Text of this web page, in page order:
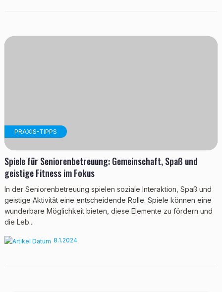
PRAXIS-TIPPS
Spiele für Seniorenbetreuung: Gemeinschaft, Spaß und
geistige Fitness im Fokus
In der Seniorenbetreuung spielen soziale Interaktion, Spaß und
geistige Aktivität eine entscheidende Rolle. Spiele können eine
wunderbare Möglichkeit bieten, diese Elemente zu fördern und
die Leb...
8.1.2024